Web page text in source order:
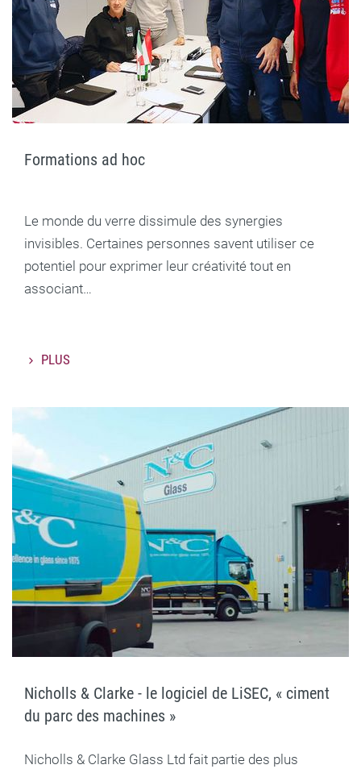
Formations ad hoc
Le monde du verre dissimule des synergies
invisibles. Certaines personnes savent utiliser ce
potentiel pour exprimer leur créativité tout en
associant…
PLUS
Nicholls & Clarke - le logiciel de LiSEC, « ciment
du parc des machines »
Nicholls & Clarke Glass Ltd fait partie des plus